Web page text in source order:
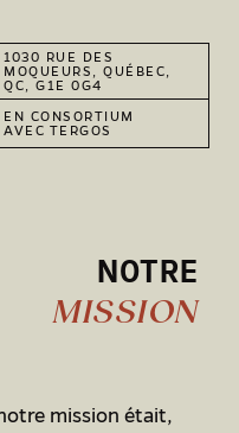
1030 RUE DES
MOQUEURS, QUÉBEC,
QC, G1E 0G4
EN CONSORTIUM
AVEC TERGOS
NOTRE
MISSION
mission était,